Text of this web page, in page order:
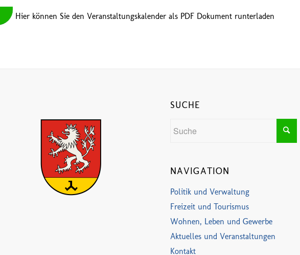
Hier können Sie den Veranstaltungskalender als PDF Dokument runterladen
SUCHE
NAVIGATION
Politik und Verwaltung
Freizeit und Tourismus
Wohnen, Leben und Gewerbe
Aktuelles und Veranstaltungen
Kontakt